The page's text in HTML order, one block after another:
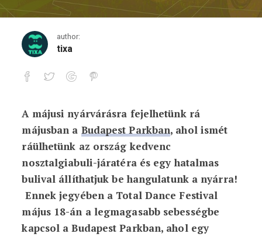
author:
tixa
2019 májusában ismét Total Dance
A májusi nyárvárásra fejelhetünk rá
májusban a Budapest Parkban, ahol ismét
ráülhetünk az ország kedvenc
nosztalgiabuli-járatéra és egy hatalmas
bulival állíthatjuk be hangulatunk a nyárra!
Ennek jegyében a Total Dance Festival
május 18-án a legmagasabb sebességbe
kapcsol a Budapest Parkban, ahol egy